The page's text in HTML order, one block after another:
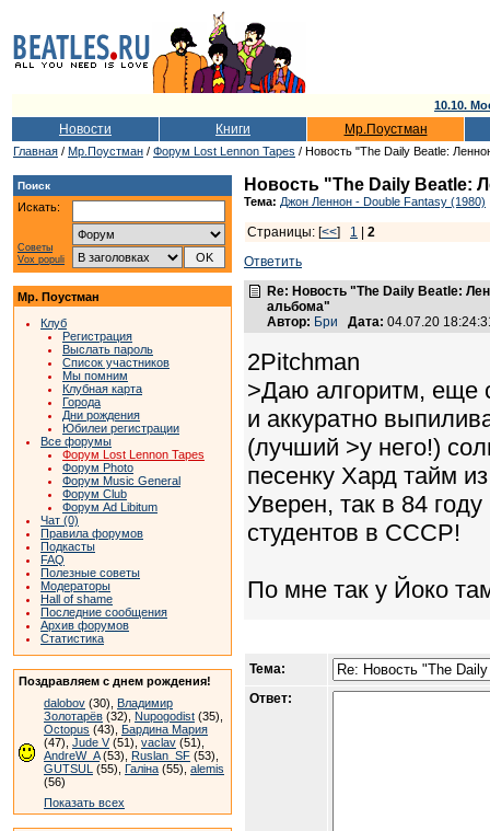
10.10.
Новости Книги Мр.Поустман
Главная / Мр.Поустман / Форум Lost Lennon Tapes / Новость "The Daily Beatle:
Поиск
Искать:
Советы
Vox populi
Мр. Поустман
Клуб
Регистрация
Выслать пароль
Список участников
Мы помним
Клубная карта
Города
Дни рождения
Юбилеи регистрации
Все форумы
Форум Lost Lennon Tapes
Форум Photo
Форум Music General
Форум Club
Форум Ad Libitum
Чат (0)
Правила форумов
Подкасты
FAQ
Полезные советы
Модераторы
Hall of shame
Последние сообщения
Архив форумов
Статистика
Поздравляем с днем рождения!
dalobov (30), Владимир
Золотарёв (32), Nupogodist (35),
Octopus (43), Бардина Мария
(47), Jude V(51), vaclav (51),
AndreW_A(53), Ruslan_SF (53),
GUTSUL (55), Галіна (55), alemis
(56)
Показать всех
Новость "The Daily Beatle:
Тема: Джон Леннон - Double Fantasy (1980)
Страницы: [<<] 1
2
Ответить
Re: Новость "The Daily Beatle:
альбома"
Автор: Бри Дата: 04.07.20
2Pitchman
>Даю алгоритм, еще
и аккуратно
(лучший >у него!)
песенку Хард тайм
Уверен, так в 84
студентов в СССР!
По мне так у Йоко
Тема:
Ответ: